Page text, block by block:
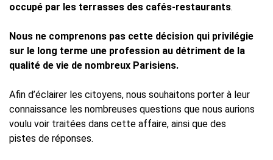
occupé par les terrasses des cafés-restaurants.
Nous ne comprenons pas cette décision qui privilégie
sur le long terme une profession au détriment de la
qualité de vie de nombreux Parisiens.
Afin d’éclairer les citoyens, nous souhaitons porter à leur
connaissance les nombreuses questions que nous aurions
voulu voir traitées dans cette affaire, ainsi que des
pistes de réponses.